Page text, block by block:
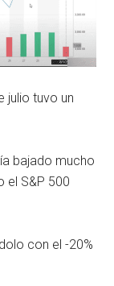
julio tuvo un
bajado mucho
el S&P 500
con el -20%